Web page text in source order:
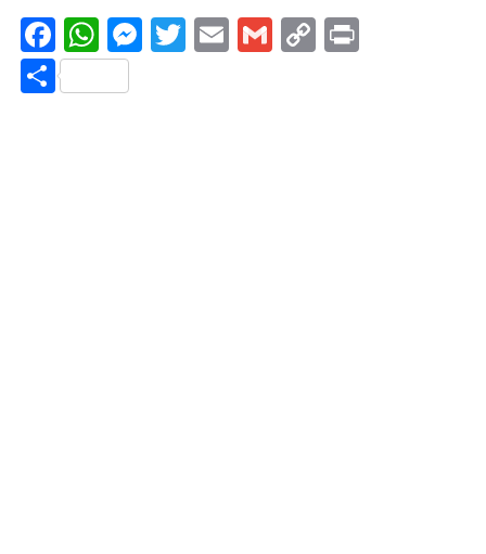
Facebook
WhatsApp
Messenger
Twitter
EmailGmail
Copy
Share